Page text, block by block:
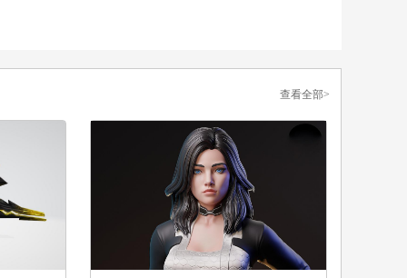
查看全部>